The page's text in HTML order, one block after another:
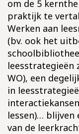
om de 5
praktijk te
Werken aan
(bv. ook het
leesstrategieën
WO), een
in
lessen)… blijven
van de